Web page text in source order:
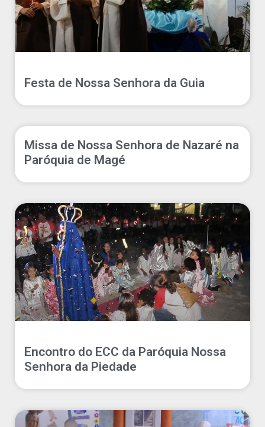
Festa de Nossa Senhora da Guia
Missa de Nossa Senhora de Nazaré na
Paróquia de Magé
Encontro do ECC da Paróquia Nossa
Senhora da Piedade